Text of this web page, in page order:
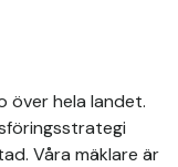
över hela landet.
Våra mäklare är